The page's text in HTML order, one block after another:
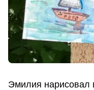
Эмилия нарисовал